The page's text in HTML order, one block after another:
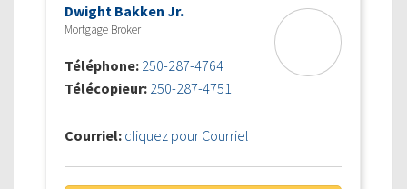
Dwight Bakken Jr.
Mortgage Broker
Téléphone: 250-287-4764
Télécopieur: 250-287-4751
Courriel: cliquez pour Courriel